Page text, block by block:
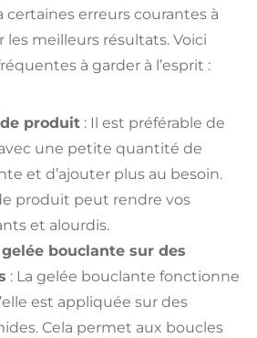
certaines erreurs courantes à
meilleurs résultats. Voici
à garder à l’esprit :
produit : Il est préférable de
une petite quantité de
et d’ajouter plus au besoin.
produit peut rendre vos
et alourdis.
bouclante sur des
: La gelée bouclante fonctionne
est appliquée sur des
Cela permet aux boucles